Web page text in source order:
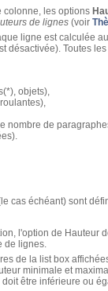
colonne, les options
de lignes (voir
ligne est calculée
désactivée). Toutes
objets),
nombre de
cas échéant) sont
l'option de Hauteur
de lignes.
de la list box
minimale et
être inférieure ou